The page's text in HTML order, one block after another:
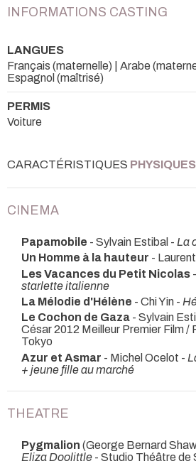
INFORMATIONS CASTING
LANGUES
Français (maternelle) | Arabe
Espagnol (maîtrisé)
PERMIS
Voiture
CARACTÉRISTIQUES PHYSIQUES
CINEMA
Papamobile - Sylvain Estibal - La
Un Homme à la hauteur -
Les Vacances du Petit Nicolas
starlette italienne
La Mélodie d'Hélène - Chi Yin -
Le Cochon de Gaza - Sylvain
César 2012 Meilleur Premier Film /
Tokyo
Azur et Asmar - Michel Ocelot -
+ jeune fille au marché
THEATRE
Pygmalion (George Bernard
Eliza Doolittle - Studio Théâtre de